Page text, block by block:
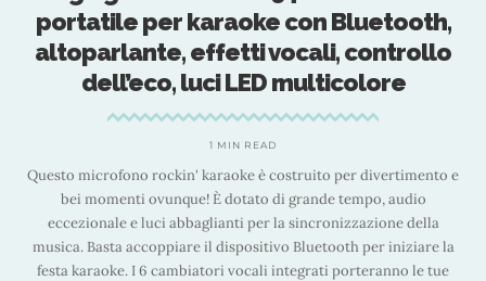
portatile per karaoke con Bluetooth,
altoparlante, effetti vocali, controllo
dell’eco, luci LED multicolore
1 MIN READ
Questo microfono rockin' karaoke è costruito per divertimento e
bei momenti ovunque! È dotato di grande tempo, audio
eccezionale e luci abbaglianti per la sincronizzazione della
musica. Basta accoppiare il dispositivo Bluetooth per iniziare la
festa karaoke. I 6 cambiatori vocali integrati porteranno le tue